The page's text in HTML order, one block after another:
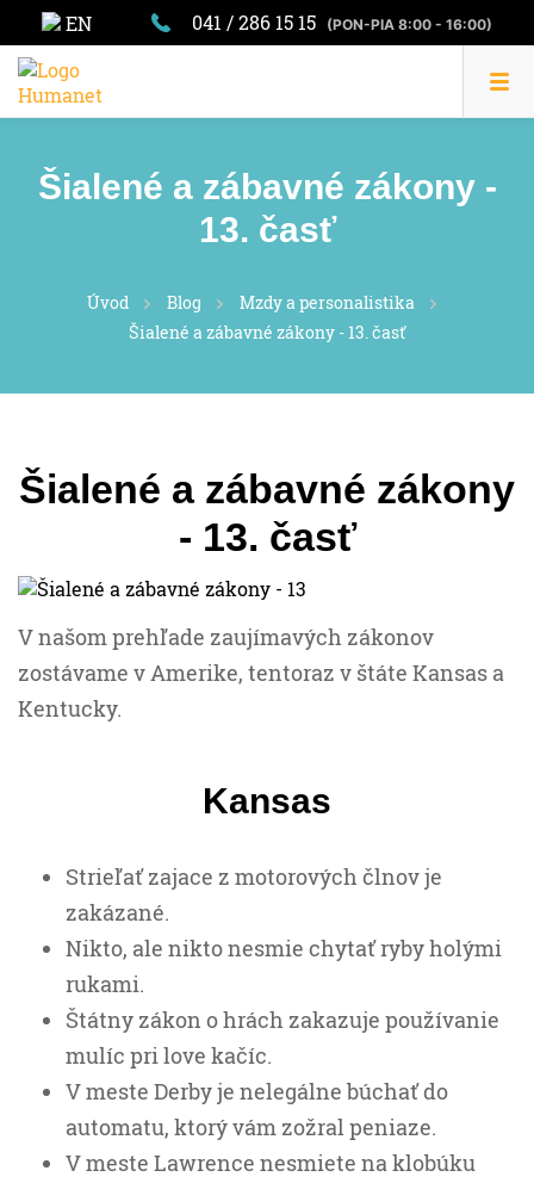
EN 041 / 286 15 15 (PON-PIA 8:00 - 16:00)
Šialené a zábavné zákony -
13. časť
Úvod Blog
Mzdy a personalistika
Šialené a zábavné zákony - 13. časť
Šialené a zábavné zákony
- 13. časť
V našom prehľade zaujímavých zákonov
zostávame v Amerike, tentoraz v štáte Kansas a
Kentucky.
Kansas
Strieľať zajace z motorových člnov je
zakázané.
Nikto, ale nikto nesmie chytať ryby holými
rukami.
Štátny zákon o hrách zakazuje používanie
mulíc pri love kačíc.
V meste Derby je nelegálne búchať do
automatu, ktorý vám zožral peniaze.
V meste Lawrence nesmiete na klobúku